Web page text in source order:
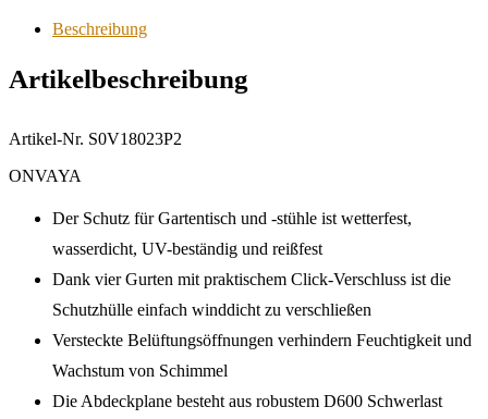
Beschreibung
Artikelbeschreibung
Artikel-Nr. S0V18023P2
ONVAYA
Der Schutz für Gartentisch und -stühle ist wetterfest,
wasserdicht, UV-beständig und reißfest
Dank vier Gurten mit praktischem Click-Verschluss ist die
Schutzhülle einfach winddicht zu verschließen
Versteckte Belüftungsöffnungen verhindern Feuchtigkeit und
Wachstum von Schimmel
Die Abdeckplane besteht aus robustem D600 Schwerlast